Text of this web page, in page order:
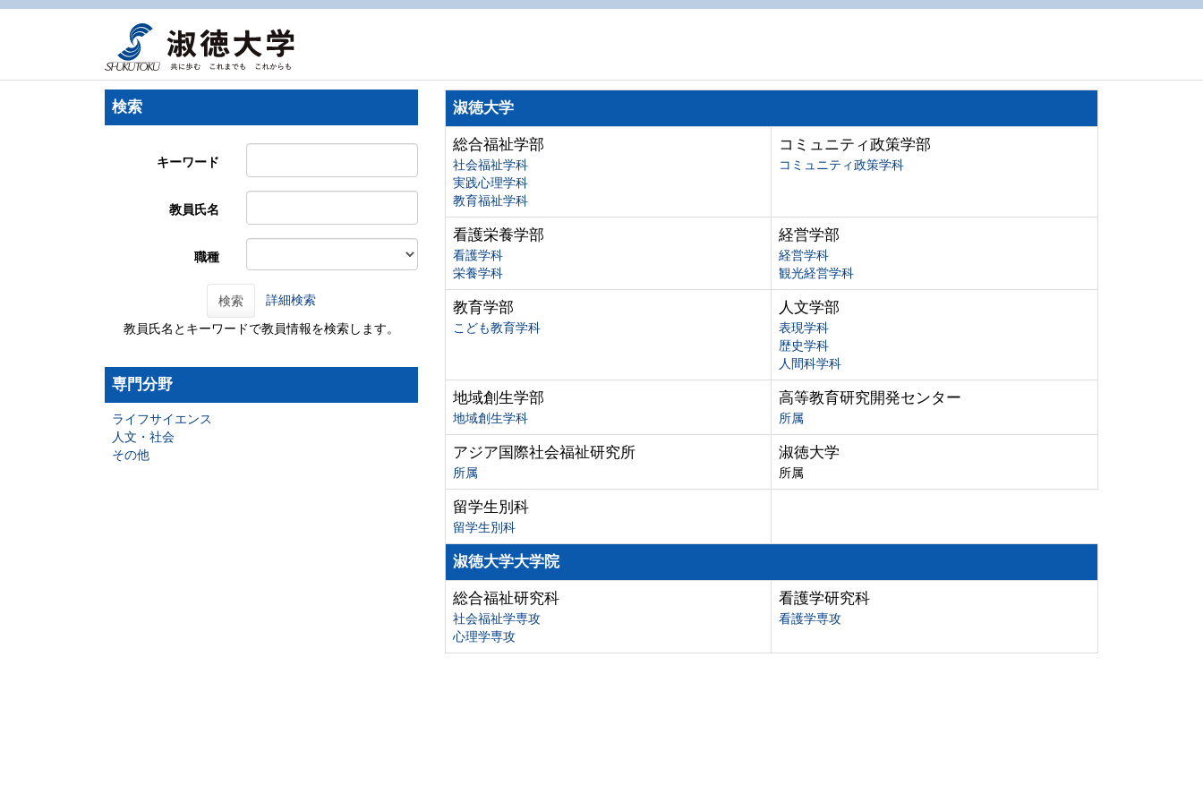
検索
キーワード
教員氏名
職種
検索 詳細検索
教員氏名とキーワードで教員情報を検索します。
専門分野
ライフサイエンス
人文・社会
その他
淑徳大学
総合福祉学部
社会福祉学科
実践心理学科
教育福祉学科
コミュニティ政策学部
コミュニティ政策学科
看護栄養学部
看護学科
栄養学科
経営学部
経営学科
観光経営学科
教育学部
こども教育学科
人文学部
表現学科
歴史学科
人間科学科
地域創生学部
地域創生学科
高等教育研究開発センター
所属
アジア国際社会福祉研究所
所属
淑徳大学
所属
留学生別科
留学生別科
淑徳大学大学院
総合福祉研究科
社会福祉学専攻
心理学専攻
看護学研究科
看護学専攻